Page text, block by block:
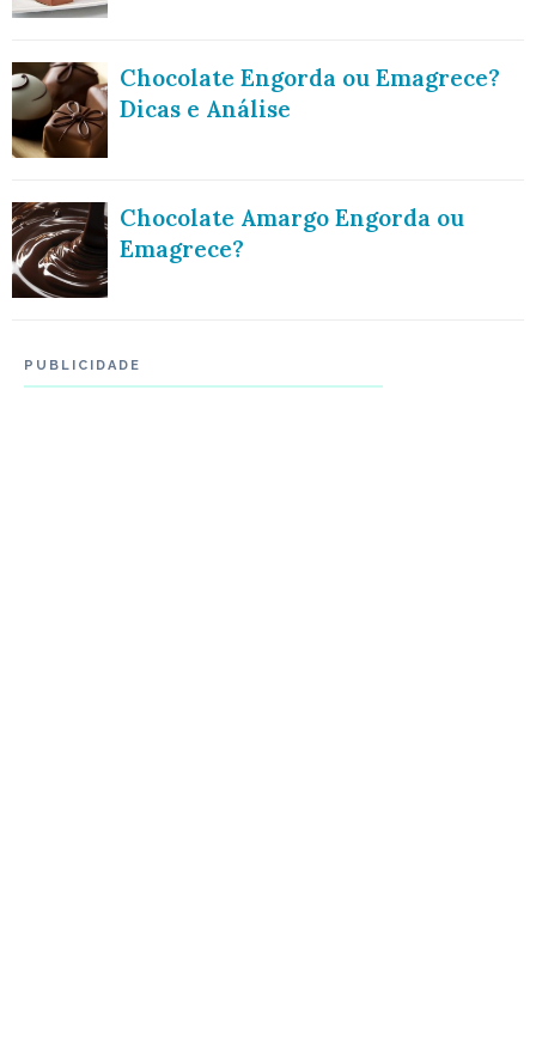
Chocolate Engorda ou Emagrece?
Dicas e Análise
Chocolate Amargo Engorda ou
Emagrece?
PUBLICIDADE